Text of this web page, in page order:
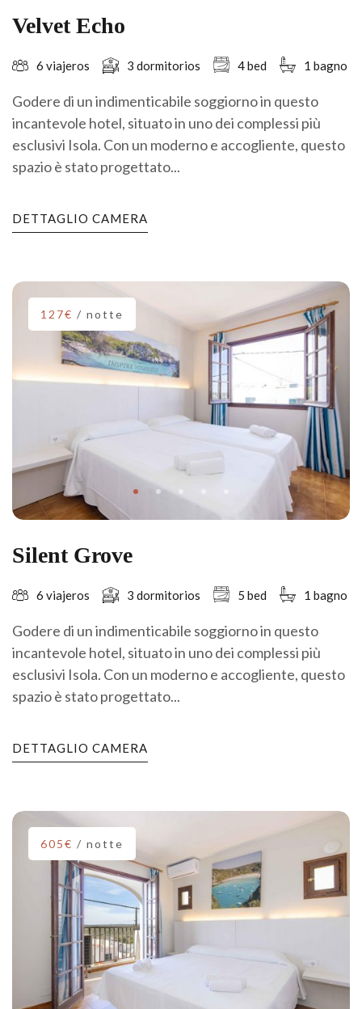
Velvet Echo
6 viajeros 3 dormitorios 4 bed 1 bagno
Godere di un indimenticabile soggiorno in questo
incantevole hotel, situato in uno dei complessi più
esclusivi Isola. Con un moderno e accogliente, questo
spazio è stato progettato...
DETTAGLIO CAMERA
127€ / notte
Silent Grove
6 viajeros 3 dormitorios 5 bed 1 bagno
Godere di un indimenticabile soggiorno in questo
incantevole hotel, situato in uno dei complessi più
esclusivi Isola. Con un moderno e accogliente, questo
spazio è stato progettato...
DETTAGLIO CAMERA
605€ / notte